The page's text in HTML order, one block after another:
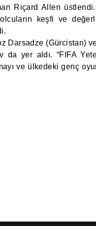
Riçard Allen
keşfi ve
Darsadze (Gürcistan)
da yer aldı. “FIFA
ve ülkedeki genç